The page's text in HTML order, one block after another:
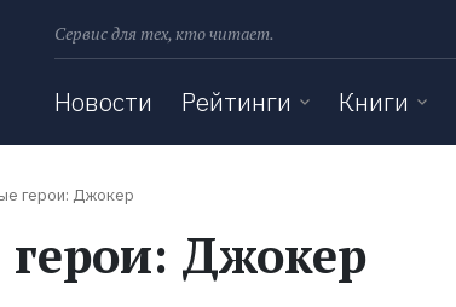
Сервис для тех, кто читает.
Новости Рейтинги Книги
герои: Джокер
Джокер